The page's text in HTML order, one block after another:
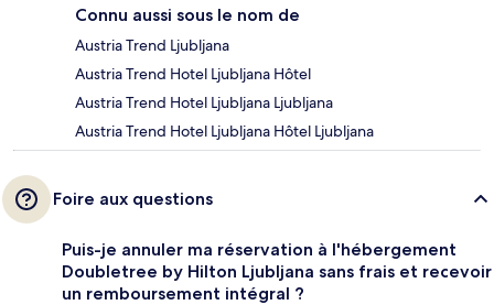
Connu aussi sous le nom de
Austria Trend Ljubljana
Austria Trend Hotel Ljubljana Hôtel
Austria Trend Hotel Ljubljana Ljubljana
Austria Trend Hotel Ljubljana Hôtel Ljubljana
Foire aux questions
Puis-je annuler ma réservation à l'hébergement
Doubletree by Hilton Ljubljana sans frais et recevoir
un remboursement intégral ?